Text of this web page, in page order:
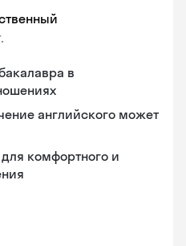
в
английского может
комфортного и